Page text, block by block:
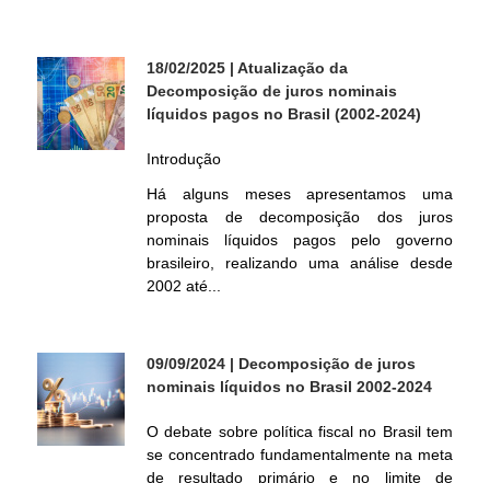
18/02/2025 | Atualização da
Decomposição de juros nominais
líquidos pagos no Brasil (2002-2024)
Introdução
Há alguns meses apresentamos uma
proposta de decomposição dos juros
nominais líquidos pagos pelo governo
brasileiro, realizando uma análise desde
2002 até...
09/09/2024 | Decomposição de juros
nominais líquidos no Brasil 2002-2024
O debate sobre política fiscal no Brasil tem
se concentrado fundamentalmente na meta
de resultado primário e no limite de